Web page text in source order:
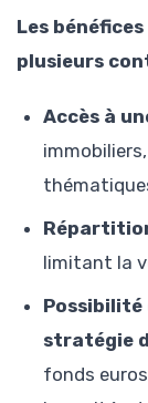
Les
plusieurs
Accès à
limitant la
Possibilité
stratégie
fonds